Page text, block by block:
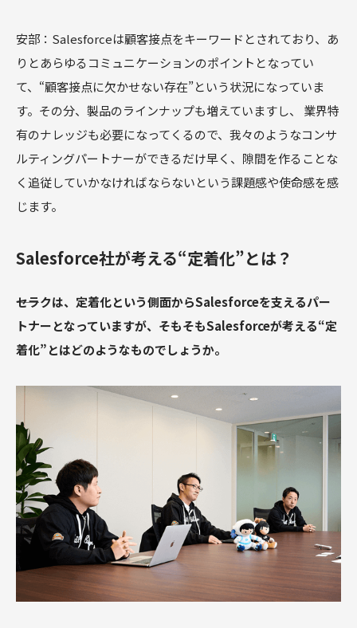
安部：Salesforceは顧客接点をキーワードとされており、あ
りとあらゆるコミュニケーションのポイントとなってい
て、“顧客接点に欠かせない存在”という状況になっていま
す。その分、製品のラインナップも増えていますし、 業界特
有のナレッジも必要になってくるので、我々のようなコンサ
ルティングパートナーができるだけ早く、隙間を作ることな
く追従していかなければならないという課題感や使命感を感
じます。
Salesforce社が考える“定着化”とは？
――セラクは、定着化という側面からSalesforceを支えるパー
トナーとなっていますが、そもそもSalesforceが考える“定
着化”とはどのようなものでしょうか。